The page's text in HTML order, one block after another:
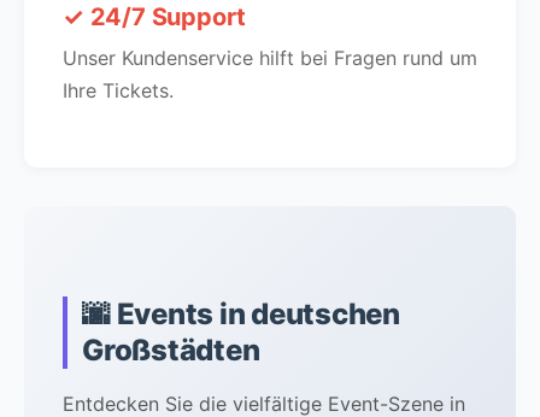
✓ 24/7 Support
Unser Kundenservice hilft bei Fragen rund um
Ihre Tickets.
🌆 Events in deutschen
Großstädten
Entdecken Sie die vielfältige Event-Szene in